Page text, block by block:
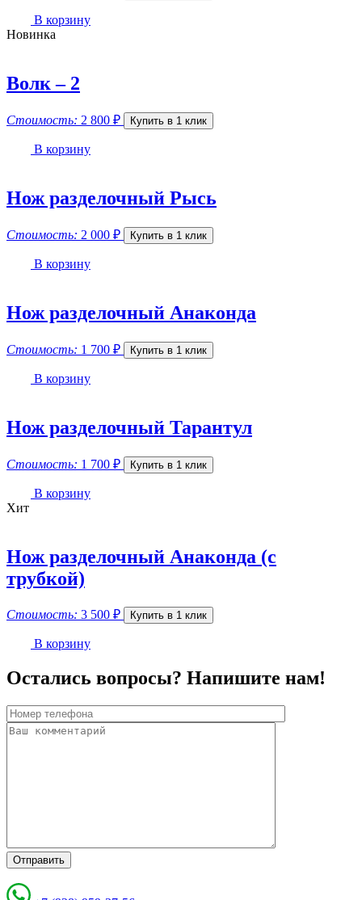
В корзину
Новинка
Волк – 2
Стоимость: 2 800 ₽ Купить в 1 клик
В корзину
Нож разделочный Рысь
Стоимость: 2 000 ₽ Купить в 1 клик
В корзину
Нож разделочный Анаконда
Стоимость: 1 700 ₽ Купить в 1 клик
В корзину
Нож разделочный Тарантул
Стоимость: 1 700 ₽ Купить в 1 клик
В корзину
Хит
Нож разделочный Анаконда (с
трубкой)
Стоимость: 3 500 ₽ Купить в 1 клик
В корзину
Остались вопросы? Напишите нам!